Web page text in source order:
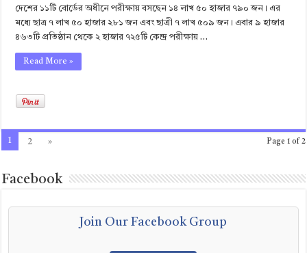
দেশের ১১টি বোর্ডের অধীনে পরীক্ষায় বসছেন ১৪ লাখ ৫০ হাজার ৭৯০ জন। এর
মধ্যে ছাত্র ৭ লাখ ৫০ হাজার ২৮১ জন এবং ছাত্রী ৭ লাখ ৫০৯ জন। এবার ৯ হাজার
৪৬৩টি প্রতিষ্ঠান থেকে ২ হাজার ৭২৫টি কেন্দ্র পরীক্ষায় …
Read More »
Page 1 of 2
1 2 »
Facebook
Join Our Facebook Group